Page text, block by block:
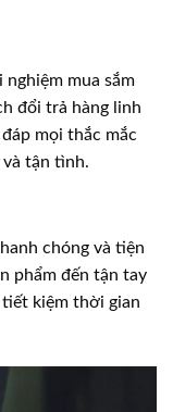
mua sắm
đổi trả hàng linh
mọi thắc mắc
và tận tình.
chóng và tiện
phẩm đến tận tay
kiệm thời gian